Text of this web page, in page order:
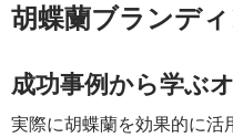
胡蝶蘭ブランデ
成功事例から学ぶ
実際に胡蝶蘭を効果的に活